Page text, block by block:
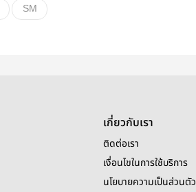
SM
เกี่ยวกับเรา
ติดต่อเรา
เงื่อนไขในการใช้บริการ
นโยบายความเป็นส่วนตัว